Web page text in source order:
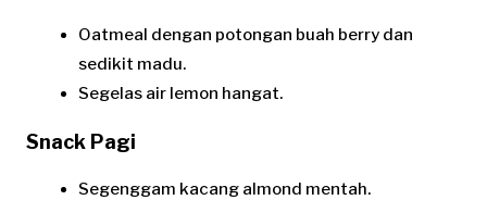
Oatmeal dengan potongan buah berry dan
sedikit madu.
Segelas air lemon hangat.
Snack Pagi
Segenggam kacang almond mentah.